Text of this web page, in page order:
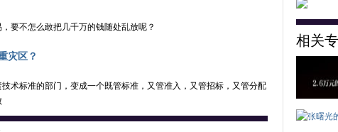
要不怎么敢把几千万的钱随处乱放呢？
灾区？
术标准的部门，变成一个既管标准，又管准入，又管招标，又管分配
相关